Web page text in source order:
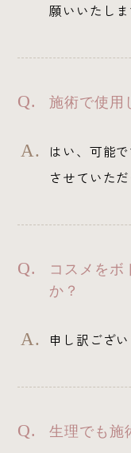
願いいたしま
施術で使用
はい、可能
させていただ
コスメをボ
か？
申し訳ござ
生理でも施